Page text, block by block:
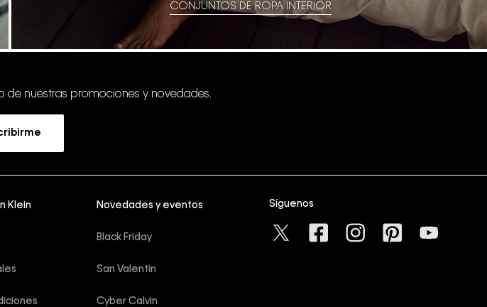
CONJUNTOS DE ROPA INTERIOR
de nuestras promociones y novedades.
Klein Novedades y eventos
Black Friday
San Valentin
Cyber Calvin
Síguenos